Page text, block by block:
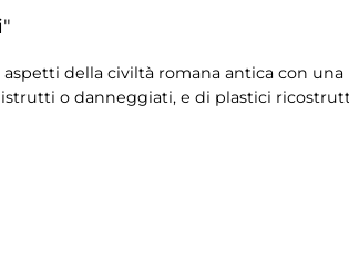
della civiltà romana antica con
o danneggiati, e di plastici